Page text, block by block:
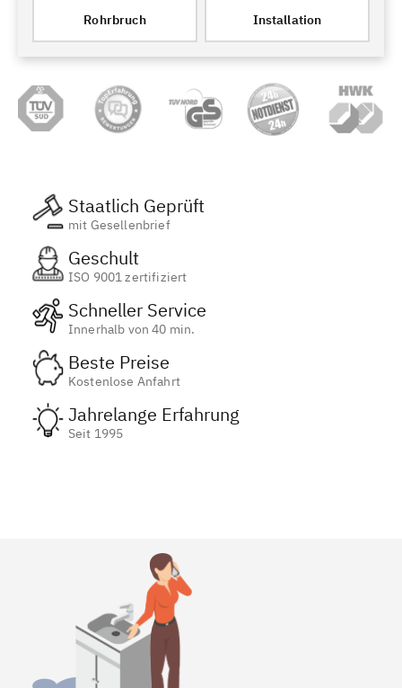
Rohrbruch Installation
Staatlich Geprüft
mit Gesellenbrief
Geschult
ISO 9001 zertifiziert
Schneller Service
Innerhalb von 40 min.
Beste Preise
Kostenlose Anfahrt
Jahrelange Erfahrung
Seit 1995